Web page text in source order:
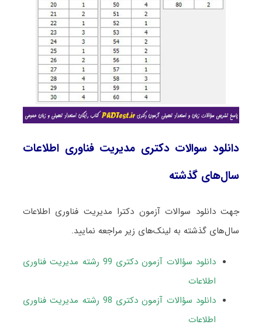
دانلود سوالات دکتری مدیریت فناوری اطلاعات
سال‌های گذشته
جهت دانلود سوالات آزمون دکترا مدیریت فناوری اطلاعات
سال‌های گذشته به لینک‌های زیر مراجعه نمایید.
دانلود سؤالات آزمون دکتری 99 رشته مدیریت فناوری
اطلاعات
دانلود سؤالات آزمون دکتری 98 رشته مدیریت فناوری
اطلاعات